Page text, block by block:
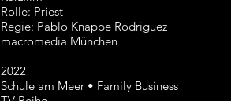
Rolle: Priest
Regie: Pablo Knappe Rodriguez
macromedia München
2022
Schule am Meer • Family Business